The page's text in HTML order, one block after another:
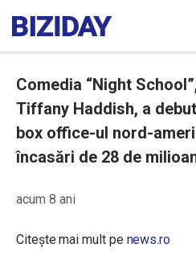
Comedia “Night
Tiffany Haddish, a
box office-ul nord-
încasări de 28 de
acum 8 ani
Citește mai mult pe news.ro